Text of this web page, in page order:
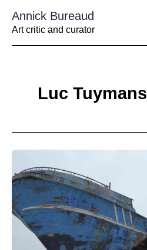
contenu
Annick Bureaud
Art critic and curator
Luc Tuymans